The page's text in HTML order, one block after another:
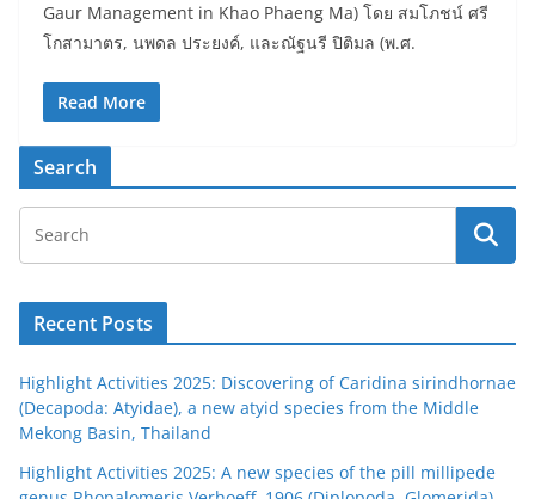
Gaur Management in Khao Phaeng Ma) โดย สมโภชน์ ศรี
โกสามาตร, นพดล ประยงค์, และณัฐนรี ปิติมล (พ.ศ.
Read More
Search
Recent Posts
Highlight Activities 2025: Discovering of Caridina sirindhornae
(Decapoda: Atyidae), a new atyid species from the Middle
Mekong Basin, Thailand
Highlight Activities 2025: A new species of the pill millipede